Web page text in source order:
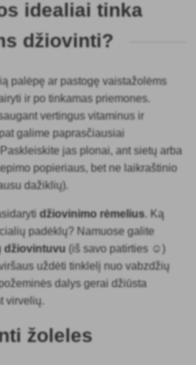
idealiai tinka
džiovinti?
palėpę ar pastogę vaistažolėms
ir po tinkamas priemones.
vertingus vitaminus ir
galime paprasčiausiai
jas plonai, ant sietų arba
popieriaus, bet ne laikraštinio
dažiklių).
džiovinimo rėmelius. Ką
padėklų? Namuose galite
džiovintuvu (iš savo patirties ☺)
uždėti tinklelį nuo vabzdžių
dalys gerai džiūsta
virvelių.
žoleles